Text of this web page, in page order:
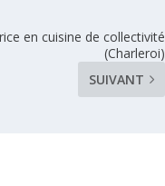
en cuisine de collectivité
(Charleroi)
SUIVANT